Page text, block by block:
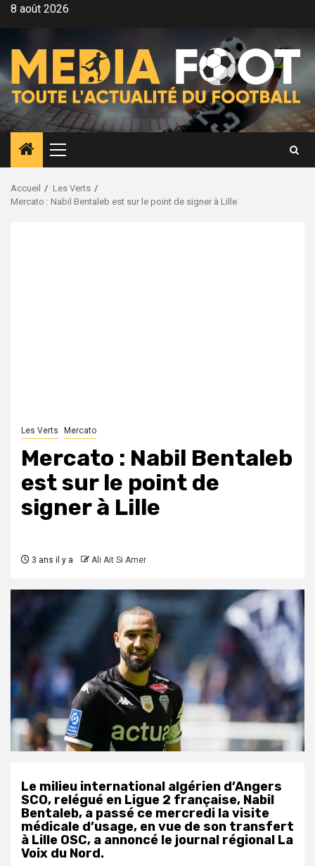
Aller8 août 2026
Menu
principal
Accueil
Les Verts
Mercato : Nabil Bentaleb est sur le point de signer à Lille
Les Verts Mercato
Mercato : Nabil Bentaleb
est sur le point de
signer à Lille
3 ans il y a Ali Ait Si Amer
Le milieu international algérien d’Angers
SCO, relégué en Ligue 2 française, Nabil
Bentaleb, a passé ce mercredi la visite
médicale d’usage, en vue de son transfert
à Lille OSC, a annoncé le journal régional La
Voix du Nord.